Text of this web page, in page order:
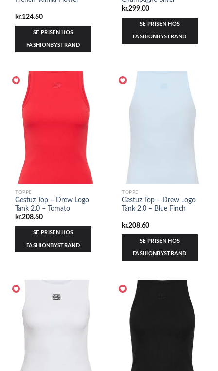
kr.124.60
SE PRISEN HOS
FASHIONBYSTRAND
kr.299.00
SE PRISEN HOS
FASHIONBYSTRAND
TOPPE
Gestuz Top – Drew Logo
Tank 2.0 – Tomato
kr.208.60
SE PRISEN HOS
FASHIONBYSTRAND
TOPPE
Gestuz Top – Drew Logo
Tank 2.0 – Blue Finch
kr.208.60
SE PRISEN HOS
FASHIONBYSTRAND